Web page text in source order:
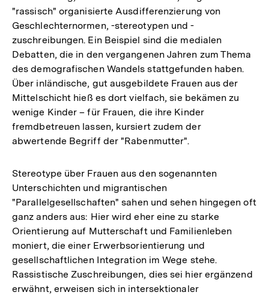
"rassisch" organisierte Ausdifferenzierung von
Geschlechternormen, -stereotypen und -
zuschreibungen. Ein Beispiel sind die medialen
Debatten, die in den vergangenen Jahren zum Thema
des demografischen Wandels stattgefunden haben.
Über inländische, gut ausgebildete Frauen aus der
Mittelschicht hieß es dort vielfach, sie bekämen zu
wenige Kinder – für Frauen, die ihre Kinder
fremdbetreuen lassen, kursiert zudem der
abwertende Begriff der "Rabenmutter".
Stereotype über Frauen aus den sogenannten
Unterschichten und migrantischen
"Parallelgesellschaften" sahen und sehen hingegen oft
ganz anders aus: Hier wird eher eine zu starke
Orientierung auf Mutterschaft und Familienleben
moniert, die einer Erwerbsorientierung und
gesellschaftlichen Integration im Wege stehe.
Rassistische Zuschreibungen, dies sei hier ergänzend
erwähnt, erweisen sich in intersektionaler